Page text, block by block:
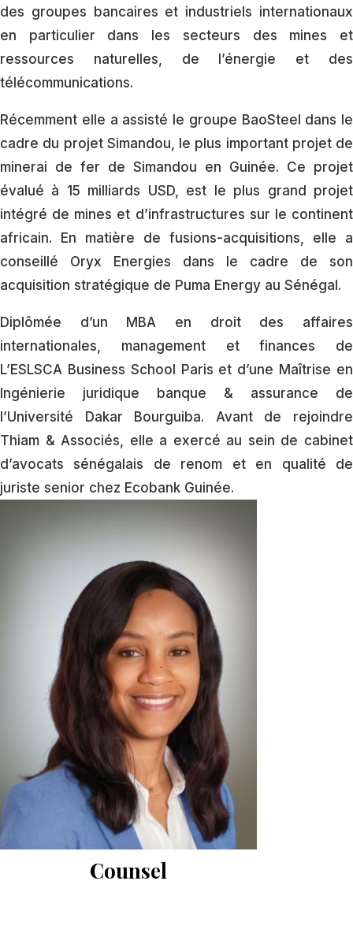
des groupes bancaires et industriels internationaux
en particulier dans les secteurs des mines et
ressources naturelles, de l’énergie et des
télécommunications.
Récemment elle a assisté le groupe BaoSteel dans le
cadre du projet Simandou, le plus important projet de
minerai de fer de Simandou en Guinée. Ce projet
évalué à 15 milliards USD, est le plus grand projet
intégré de mines et d’infrastructures sur le continent
africain. En matière de fusions-acquisitions, elle a
conseillé Oryx Energies dans le cadre de son
acquisition stratégique de Puma Energy au Sénégal.
Diplômée d’un MBA en droit des affaires
internationales, management et finances de
L’ESLSCA Business School Paris et d’une Maîtrise en
Ingénierie juridique banque & assurance de
l’Université Dakar Bourguiba. Avant de rejoindre
Thiam & Associés, elle a exercé au sein de cabinet
d’avocats sénégalais de renom et en qualité de
juriste senior chez Ecobank Guinée.
Counsel